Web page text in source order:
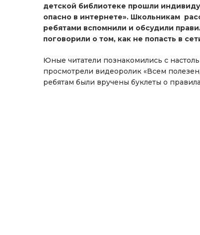
детской библиотеке прошли
опасно в интернете». Школьникам
ребятами вспомнили и обсудили
поговорили о том, как не попасть в
Юные читатели познакомились с
просмотрели видеоролик «Всем
ребятам были вручены буклеты о